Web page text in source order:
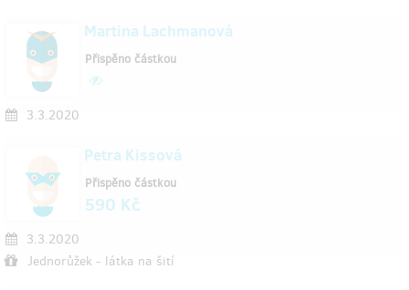
Martina Lachmanová
3.3.2020
Přispěno částkou
Petra Kissová
3.3.2020
Jednorůžek - látka na šití
Přispěno částkou
590 Kč